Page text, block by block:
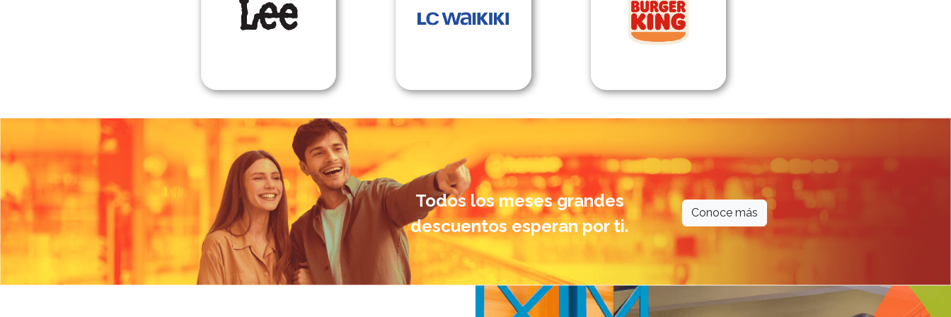
Todos los meses grandes
descuentos esperan por ti.
Conoce más